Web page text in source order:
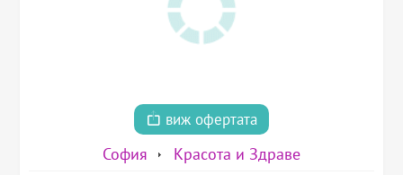
виж офертата
София Красота и Здраве